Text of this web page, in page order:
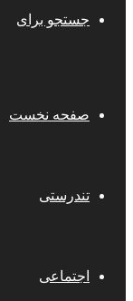
جستجو برای
صفحه نخست
تندرستی
اجتماعی